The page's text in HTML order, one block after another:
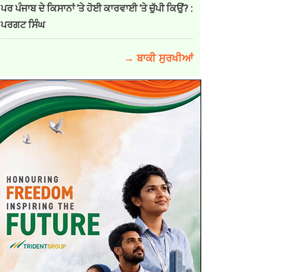
ਪਰ ਪੰਜਾਬ ਦੇ ਕਿਸਾਨਾਂ 'ਤੇ ਹੋਈ ਕਾਰਵਾਈ 'ਤੇ ਚੁੱਪੀ ਕਿਉਂ? :
ਪਰਗਟ ਸਿੰਘ
→ ਬਾਕੀ ਸੁਰਖੀਆਂ